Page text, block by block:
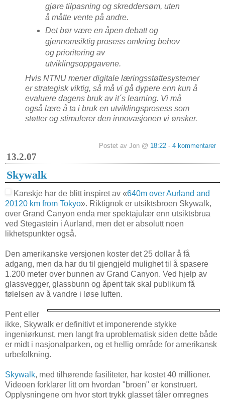
gjøre tilpasning og skreddersøm, uten
å måtte vente på andre.
Det bør være en åpen debatt og
gjennomsiktig prosess omkring behov
og prioritering av
utviklingsoppgavene.
Hvis NTNU mener digitale læringsstøttesystemer
er strategisk viktig, så må vi gå dypere enn kun å
evaluere dagens bruk av it´s learning. Vi må
også lære å ta i bruk en utviklingsprosess som
støtter og stimulerer den innovasjonen vi ønsker.
Postet av Jon @ 18:22 - 4 kommentarer
13.2.07
Skywalk
Kanskje har de blitt inspiret av «640m over Aurland and
20120 km from Tokyo». Riktignok er utsiktsbroen Skywalk,
over Grand Canyon enda mer spektajulær enn utsiktsbrua
ved Stegastein i Aurland, men det er absolutt noen
likhetspunkter også.
Den amerikanske versjonen koster det 25 dollar å få
adgang, men da har du til gjengjeld mulighet til å spasere
1.200 meter over bunnen av Grand Canyon. Ved hjelp av
glassvegger, glassbunn og åpent tak skal publikum få
følelsen av å vandre i løse luften.
Pent eller
ikke, Skywalk er definitivt et imponerende stykke
ingeniørkunst, men langt fra uproblematisk siden dette både
er midt i nasjonalparken, og et hellig område for amerikansk
urbefolkning.
Skywalk, med tilhørende fasiliteter, har kostet 40 millioner.
Videoen forklarer litt om hvordan "broen" er konstruert.
Opplysningene om hvor stort trykk glasset tåler omregnes